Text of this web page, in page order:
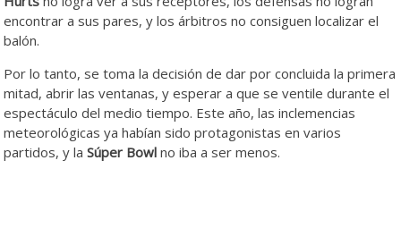
encontrar a sus pares, y los árbitros no consiguen localizar el
balón.
Por lo tanto, se toma la decisión de dar por concluida la primera
mitad, abrir las ventanas, y esperar a que se ventile durante el
espectáculo del medio tiempo. Este año, las inclemencias
meteorológicas ya habían sido protagonistas en varios
partidos, y laSúper Bowl no iba a ser menos.